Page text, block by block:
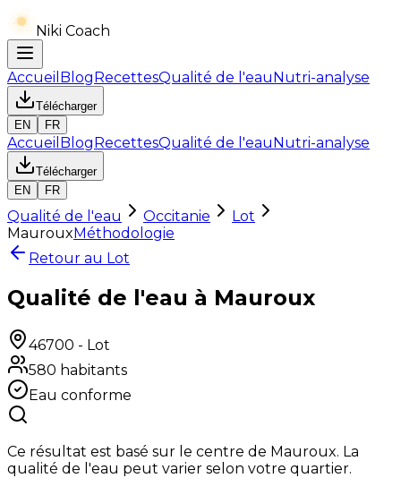
Niki Coach
Accueil BlogRecettesQualité de l'eauNutri-analyse
Télécharger
EN
FR
Accueil BlogRecettesQualité de l'eauNutri-analyse
Télécharger
EN
FR
Qualité de l'eau Occitanie
Lot
MaurouxMéthodologie
Retour au Lot
Qualité de l'eau à Mauroux
46700 - Lot
580 habitants
Eau conforme
Ce résultat est basé sur le centre de Mauroux. La
qualité de l'eau peut varier selon votre quartier.